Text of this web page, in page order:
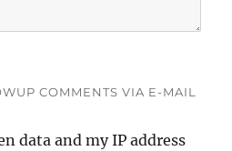
COMMENTS VIA E-MAIL
data and my IP address